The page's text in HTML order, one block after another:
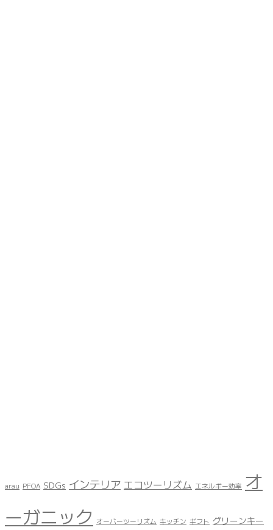
arau PFOA SDGs インテリア エコツーリズム エネルギー効率 オ
ーガニック オーバーツーリズム キッチン ギフト グリーンキー